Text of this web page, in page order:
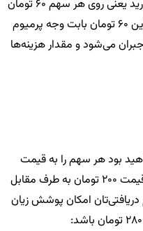
به قیمت 200 تومان در اختیار او می‌گذارید یعنی روی هر سهم 60 تومان
زیان می‌کنید، اما از آنجایی که پیش از این 60 تومان بابت وجه پرمیوم
زیان 60 تومانی‌تان جبران می‌شود و مقدار هزینه‌ها
بود هر سهم را به قیمت
بیشتری از بازار نقدی بخرید و با همان قیمت 200 تومان به طرف مقابل
تومان پرمیوم دریافتی‌تان امکان پوشش زیان